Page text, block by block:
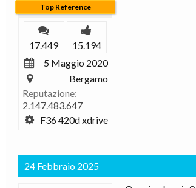
Top Reference
17.449
15.194
5 Maggio 2020
Bergamo
Reputazione:
2.147.483.647
F36 420d xdrive
24 Febbraio 2025